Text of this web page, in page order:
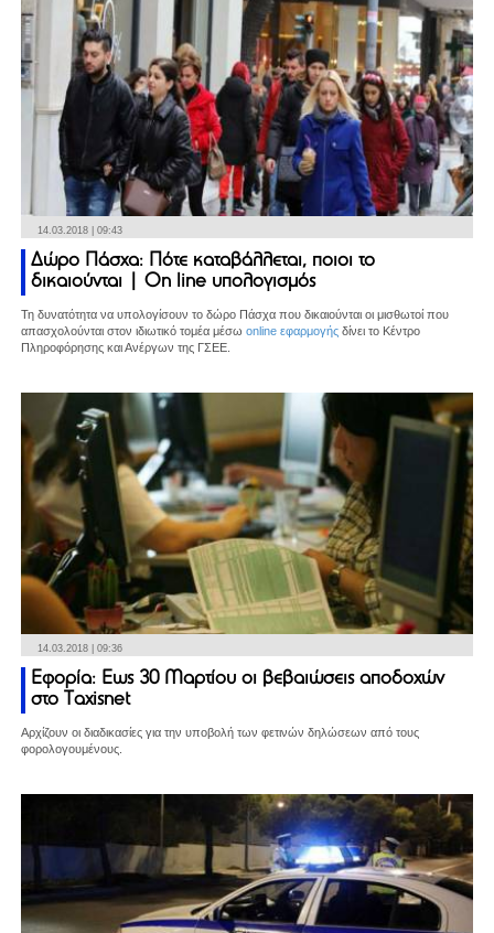
14.03.2018 | 09:43
Δώρο Πάσχα: Πότε καταβάλλεται, ποιοι το
δικαιούνται | On line υπολογισμός
Τη δυνατότητα να υπολογίσουν το δώρο Πάσχα που δικαιούνται οι μισθωτοί που
απασχολούνται στον ιδιωτικό τομέα μέσω online εφαρμογής δίνει το Κέντρο
Πληροφόρησης και Ανέργων της ΓΣΕΕ.
14.03.2018 | 09:36
Εφορία: Εως 30 Μαρτίου οι βεβαιώσεις αποδοχών
στο Taxisnet
Αρχίζουν οι διαδικασίες για την υποβολή των φετινών δηλώσεων από τους
φορολογουμένους.